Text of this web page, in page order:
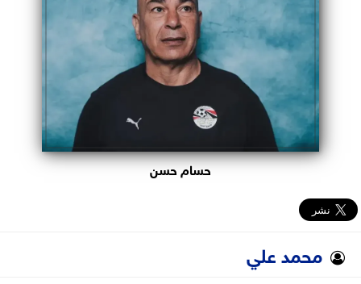
الأحزاب
حسام حسن
محمد علي